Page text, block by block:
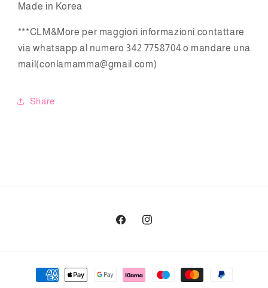
Made in Korea
***CLM&More per maggiori informazioni contattare
via whatsapp al numero 342 7758704 o mandare una
mail(conlamamma@gmail.com)
Share
FacebookInstagram
Metodi